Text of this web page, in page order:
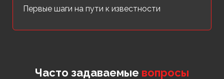
Первые шаги на пути к известности
Часто задаваемые вопросы